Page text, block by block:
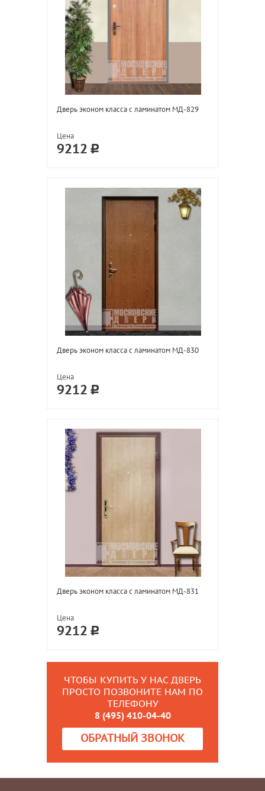
Дверь эконом класса с ламинатом МД-829
Цена
9212
Дверь эконом класса с ламинатом МД-830
Цена
9212
Дверь эконом класса с ламинатом МД-831
Цена
9212
ЧТОБЫ КУПИТЬ У НАС ДВЕРЬ
ПРОСТО ПОЗВОНИТЕ НАМ ПО
ТЕЛЕФОНУ
8 (495) 410-04-40
ОБРАТНЫЙ ЗВОНОК